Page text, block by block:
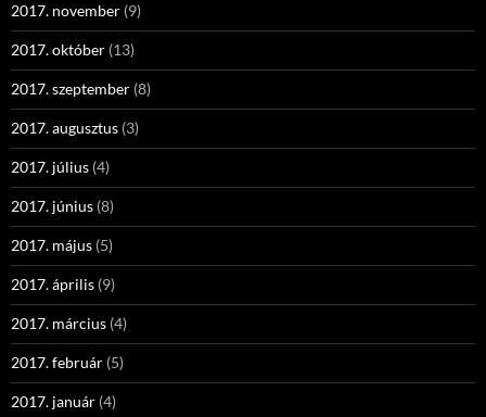
2017. november (9)
2017. október (13)
2017. szeptember (8)
2017. augusztus (3)
2017. július (4)
2017. június (8)
2017. május (5)
2017. április (9)
2017. március (4)
2017. február (5)
2017. január (4)